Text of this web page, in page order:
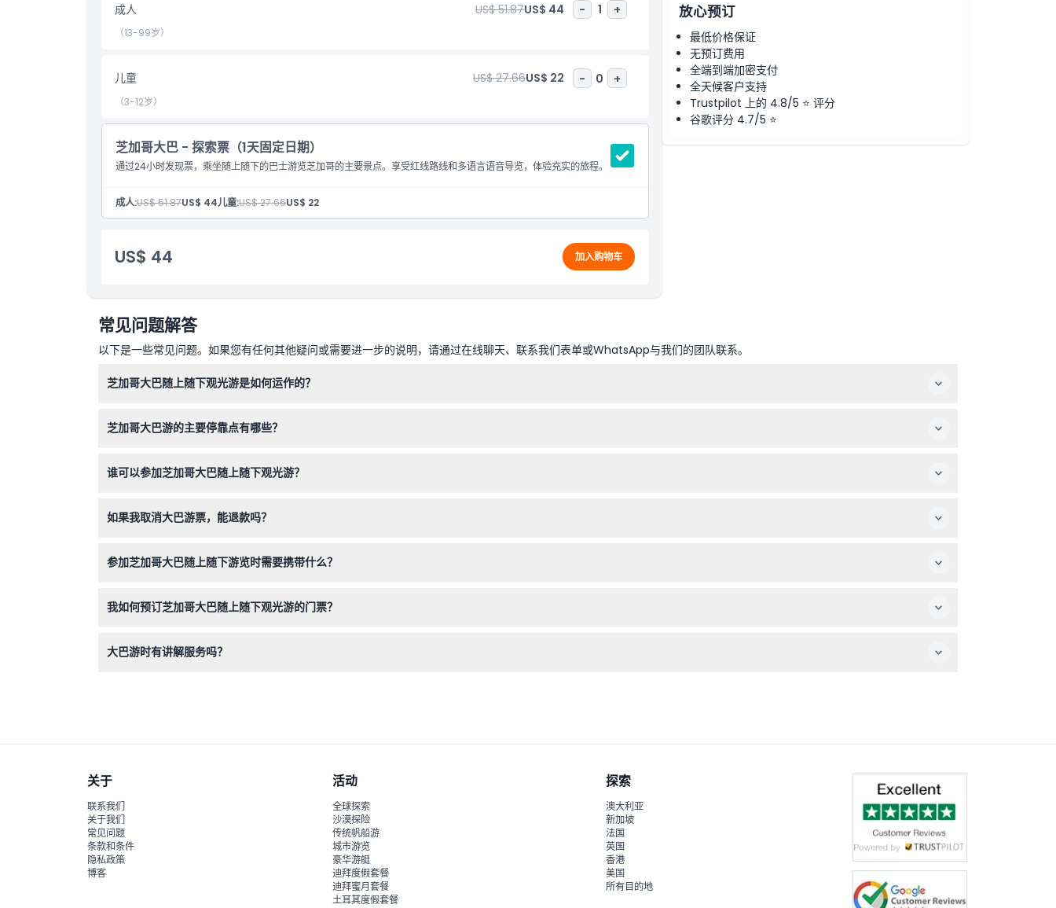
儿童成人政策
需要了解的事项
位置
取消政策
成人 US$ 51.87US$ 44 - 1 +
（13-99岁）
儿童 US$ 27.66US$ 22 - 0 +
（3-12岁）
芝加哥大巴 - 探索票（1天固定日期）
通过24小时发现票，乘坐随上随下的巴士游览芝加哥的主要景点。享受红线路线和多语言语音导览，体验充实的旅程。
成人:US$ 51.87US$ 44儿童:US$ 27.66US$ 22
US$ 44 加入购物车
放心预订
最低价格保证
无预订费用
全端到端加密支付
全天候客户支持
Trustpilot 上的 4.8/5 ⭐ 评分
谷歌评分 4.7/5 ⭐
常见问题解答
以下是一些常见问题。如果您有任何其他疑问或需要进一步的说明，请通过在线聊天、联系我们表单或WhatsApp与我们的团队联系。
芝加哥大巴随上随下观光游是如何运作的？
芝加哥大巴游的主要停靠点有哪些？
谁可以参加芝加哥大巴随上随下观光游？
如果我取消大巴游票，能退款吗？
参加芝加哥大巴随上随下游览时需要携带什么？
我如何预订芝加哥大巴随上随下观光游的门票？
大巴游时有讲解服务吗？
关于
联系我们
关于我们
常见问题
条款和条件
隐私政策
博客
活动
全球探索
沙漠探险
传统帆船游
城市游览
豪华游艇
迪拜度假套餐
迪拜蜜月套餐
土耳其度假套餐
探索
澳大利亚
新加坡
法国
英国
香港
美国
所有目的地